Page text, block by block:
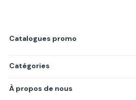
Catalogues promo
Catégories
Produits
À propos de nous